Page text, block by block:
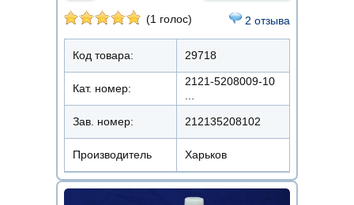
(1 голос) 2 отзыва
Код товара: 29718
Кат. номер:
2121-5208009-10
...
Зав. номер: 212135208102
Производитель Харьков